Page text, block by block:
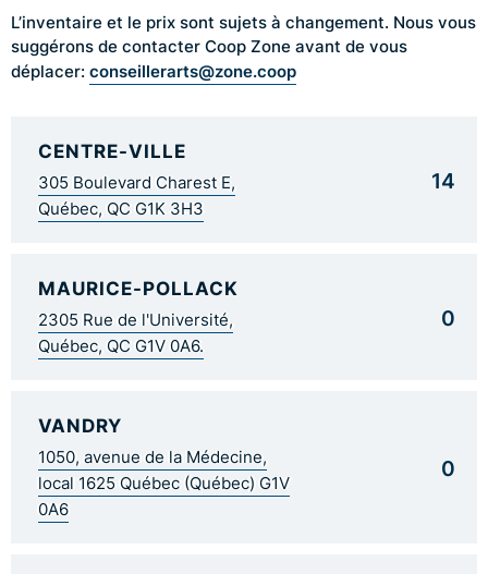
L’inventaire et le prix sont sujets à changement. Nous vous
suggérons de contacter Coop Zone avant de vous
déplacer: conseillerarts@zone.coop
CENTRE-VILLE
305 Boulevard Charest E,
Québec, QC G1K 3H3
14
MAURICE-POLLACK
2305 Rue de l'Université,
Québec, QC G1V 0A6.
0
VANDRY
1050, avenue de la Médecine,
local 1625 Québec (Québec) G1V
0A6
0